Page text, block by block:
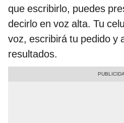
que escribirlo, puedes
decirlo en voz alta. Tu
voz, escribirá tu pedido y
resultados.